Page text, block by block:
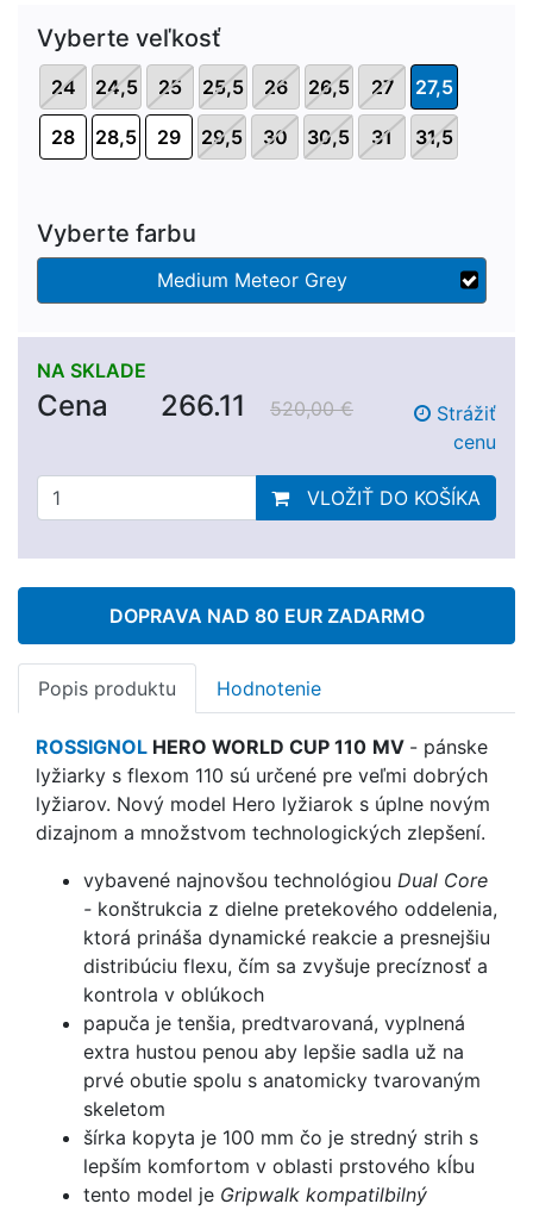
Vyberte veľkosť
24 24,5 25 25,5 26 26,5 27 27,5
28 28,5 29 29,5 30 30,5 31 31,5
Vyberte farbu
Medium Meteor Grey
NA SKLADE
Cena 266.11 520,00 €
Strážiť
cenu
VLOŽIŤ DO KOŠÍKA
DOPRAVA NAD 80 EUR ZADARMO
Popis produktu Hodnotenie
ROSSIGNOL HERO WORLD CUP 110 MV - pánske
lyžiarky s flexom 110 sú určené pre veľmi dobrých
lyžiarov. Nový model Hero lyžiarok s úplne novým
dizajnom a množstvom technologických zlepšení.
vybavené najnovšou technológiou Dual Core
- konštrukcia z dielne pretekového oddelenia,
ktorá prináša dynamické reakcie a presnejšiu
distribúciu flexu, čím sa zvyšuje precíznosť a
kontrola v oblúkoch
papuča je tenšia, predtvarovaná, vyplnená
extra hustou penou aby lepšie sadla už na
prvé obutie spolu s anatomicky tvarovaným
skeletom
šírka kopyta je 100 mm čo je stredný strih s
lepším komfortom v oblasti prstového kĺbu
tento model je Gripwalk kompatilbilný